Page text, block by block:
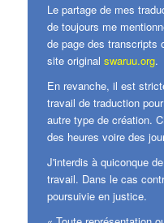
Le partage de mes
de toujours me
de page des transcripts
site originalswaruu.org.
En revanche, il est
travail de traduction
autre type de création.
des heures voire des
J'interdis à quiconque
travail. Dans le cas
poursuivie en justice.